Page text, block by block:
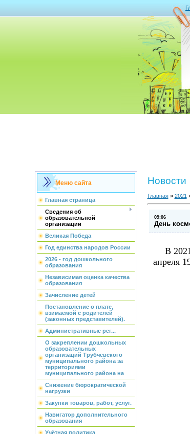
Меню сайта
Главная страница
Сведения об
образовательной
организации
Великая Победа
Год единства народов России
2026 - год дошкольного
образования
Независимая оценка качества
образования
Зачисление детей
Постановление о плате,
взимаемой с родителей
(законных представителей).
Административные рег...
О закреплении дошкольных
образовательных
организаций Трубчевского
муниципального района за
территориями
муниципального района на
Снижение бюрократической
нагрузки
Закупки товаров, работ, услуг.
Навигатор дополнительного
образования
Учётная политика
Новости
Главная » 2021
09:06
День
В
апреля